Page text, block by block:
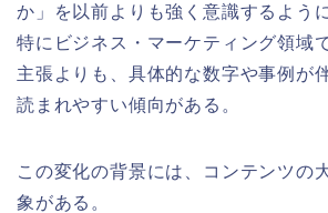
か」を以前よりも強く意識するよう
特にビジネス・マーケティング領域
主張よりも、具体的な数字や事例が
読まれやすい傾向がある。
この変化の背景には、コンテンツの
象がある。